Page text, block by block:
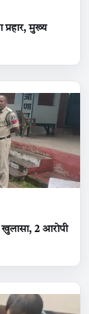
मुख्य
2 आरोपी